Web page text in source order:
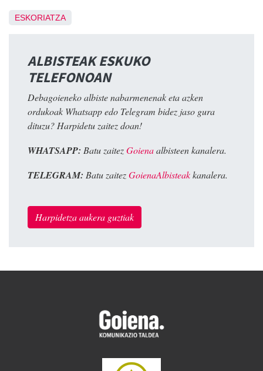
ESKORIATZA
ALBISTEAK ESKUKO
TELEFONOAN
Debagoieneko albiste nabarmenenak eta azken
ordukoak Whatsapp edo Telegram bidez jaso gura
dituzu? Harpidetu zaitez doan!
WHATSAPP: Batu zaitezGoienaalbisteen kanalera.
TELEGRAM: Batu zaitezGoienaAlbisteakkanalera.
Harpidetza aukera guztiak